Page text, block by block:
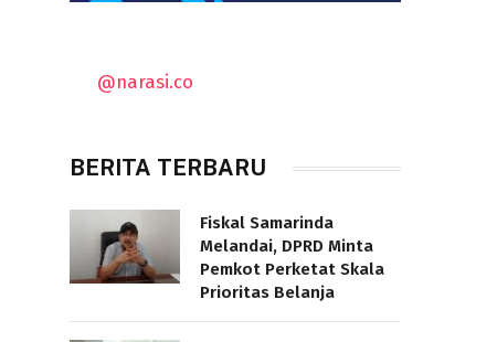
@narasi.co
BERITA TERBARU
Fiskal Samarinda
Melandai, DPRD Minta
Pemkot Perketat Skala
Prioritas Belanja